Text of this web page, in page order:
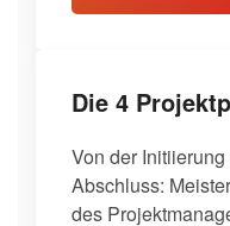
Die 4
Von der
Abschluss:
des